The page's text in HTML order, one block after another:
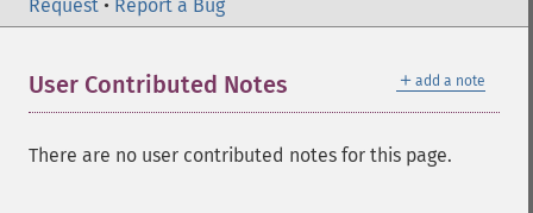
Request • Report a Bug
＋ add a note
User Contributed Notes
There are no user contributed notes for this page.